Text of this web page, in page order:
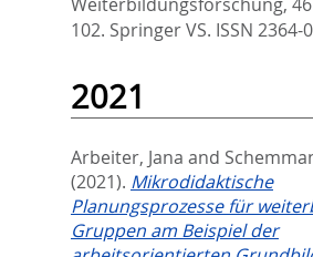
102. Springer VS. ISSN 2364-
2021
Arbeiter, Jana and
(2021). Mikrodidaktische
Planungsprozesse für
Gruppen am Beispiel der